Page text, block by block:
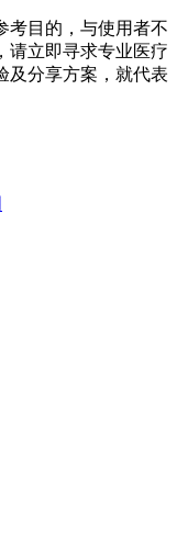
考目的，与使用者不
请立即寻求专业医疗
及分享方案，就代表